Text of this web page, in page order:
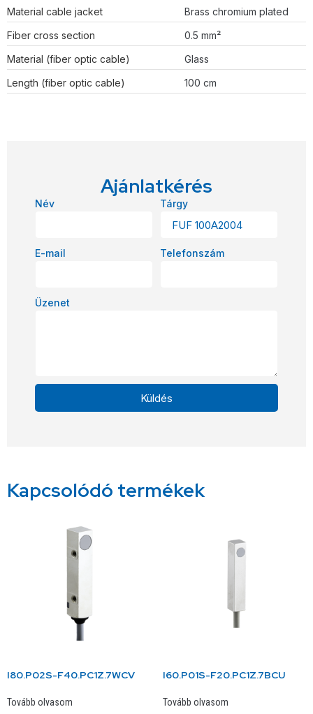
Material cable jacket
Brass chromium plated
Fiber cross section
0.5 mm²
Material (fiber optic cable)
Glass
Length (fiber optic cable)
100 cm
Ajánlatkérés
Név Tárgy
E-mail Telefonszám
Üzenet
Küldés
Kapcsolódó termékek
I80.P02S-F40.PC1Z.7WCV
Tovább olvasom
I60.P01S-F20.PC1Z.7BCU
Tovább olvasom